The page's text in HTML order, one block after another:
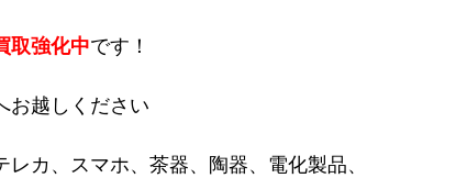
取強化中です！
お越しください
カ、スマホ、茶器、陶器、電化製品、